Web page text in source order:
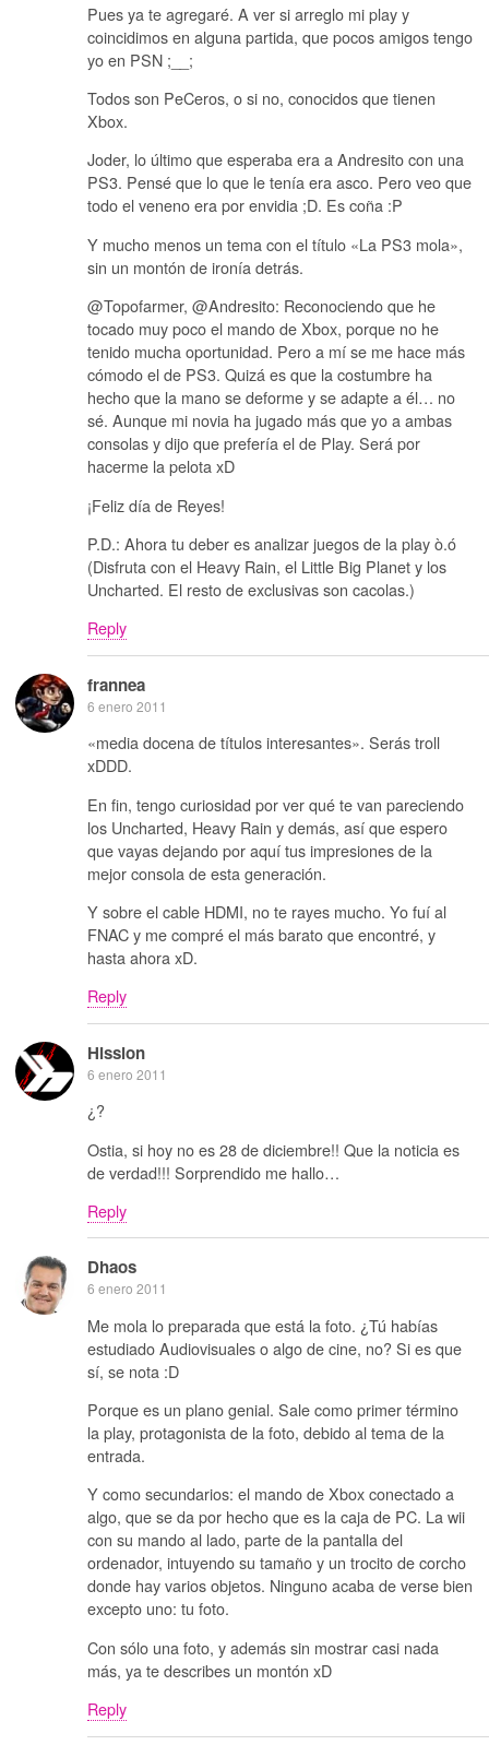
Pues ya te agregaré. A ver si arreglo mi play y
coincidimos en alguna partida, que pocos amigos tengo
yo en PSN ;__;
Todos son PeCeros, o si no, conocidos que tienen
Xbox.
Joder, lo último que esperaba era a Andresito con una
PS3. Pensé que lo que le tenía era asco. Pero veo que
todo el veneno era por envidia ;D. Es coña :P
Y mucho menos un tema con el título «La PS3 mola»,
sin un montón de ironía detrás.
@Topofarmer, @Andresito: Reconociendo que he
tocado muy poco el mando de Xbox, porque no he
tenido mucha oportunidad. Pero a mí se me hace más
cómodo el de PS3. Quizá es que la costumbre ha
hecho que la mano se deforme y se adapte a él… no
sé. Aunque mi novia ha jugado más que yo a ambas
consolas y dijo que prefería el de Play. Será por
hacerme la pelota xD
¡Feliz día de Reyes!
P.D.: Ahora tu deber es analizar juegos de la play ò.ó
(Disfruta con el Heavy Rain, el Little Big Planet y los
Uncharted. El resto de exclusivas son cacolas.)
Reply
frannea
6 enero 2011
«media docena de títulos interesantes». Serás troll
xDDD.
En fin, tengo curiosidad por ver qué te van pareciendo
los Uncharted, Heavy Rain y demás, así que espero
que vayas dejando por aquí tus impresiones de la
mejor consola de esta generación.
Y sobre el cable HDMI, no te rayes mucho. Yo fuí al
FNAC y me compré el más barato que encontré, y
hasta ahora xD.
Reply
Hission
6 enero 2011
¿?
Ostia, si hoy no es 28 de diciembre!! Que la noticia es
de verdad!!! Sorprendido me hallo…
Reply
Dhaos
6 enero 2011
Me mola lo preparada que está la foto. ¿Tú habías
estudiado Audiovisuales o algo de cine, no? Si es que
sí, se nota :D
Porque es un plano genial. Sale como primer término
la play, protagonista de la foto, debido al tema de la
entrada.
Y como secundarios: el mando de Xbox conectado a
algo, que se da por hecho que es la caja de PC. La wii
con su mando al lado, parte de la pantalla del
ordenador, intuyendo su tamaño y un trocito de corcho
donde hay varios objetos. Ninguno acaba de verse bien
excepto uno: tu foto.
Con sólo una foto, y además sin mostrar casi nada
más, ya te describes un montón xD
Reply